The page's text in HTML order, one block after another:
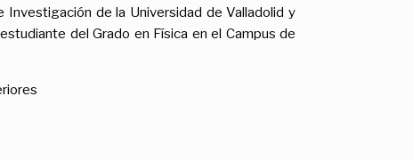
de la Universidad de Valladolid y
del Grado en Física en el Campus de